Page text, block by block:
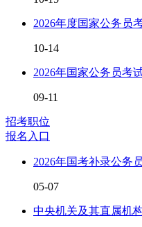
2026年度国家公务员
10-14
2026年国家公务员考
09-11
招考职位
报名入口
2026年国考补录公务
05-07
中央机关及其直属机